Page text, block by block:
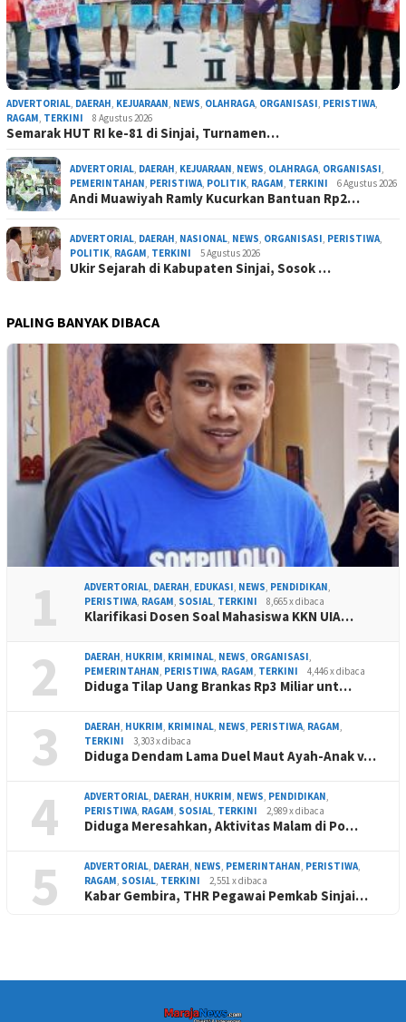
ADVERTORIAL, DAERAH, KEJUARAAN, NEWS, OLAHRAGA, ORGANISASI, PERISTIWA,
RAGAM, TERKINI 8 Agustus 2026
Semarak HUT RI ke-81 di Sinjai, Turnamen…
ADVERTORIAL, DAERAH, KEJUARAAN, NEWS, OLAHRAGA, ORGANISASI,
PEMERINTAHAN, PERISTIWA, POLITIK, RAGAM, TERKINI 6 Agustus 2026
Andi Muawiyah Ramly Kucurkan Bantuan Rp2…
ADVERTORIAL, DAERAH, NASIONAL, NEWS, ORGANISASI, PERISTIWA,
POLITIK, RAGAM, TERKINI 5 Agustus 2026
Ukir Sejarah di Kabupaten Sinjai, Sosok …
PALING BANYAK DIBACA
1 ADVERTORIAL, DAERAH, EDUKASI, NEWS, PENDIDIKAN,
PERISTIWA, RAGAM, SOSIAL, TERKINI 8,665 x dibaca
Klarifikasi Dosen Soal Mahasiswa KKN UIA…
2 DAERAH, HUKRIM, KRIMINAL, NEWS, ORGANISASI,
PEMERINTAHAN, PERISTIWA, RAGAM, TERKINI 4,446 x dibaca
Diduga Tilap Uang Brankas Rp3 Miliar unt…
3 DAERAH, HUKRIM, KRIMINAL, NEWS, PERISTIWA, RAGAM,
TERKINI
3,303 x dibaca
Diduga Dendam Lama Duel Maut Ayah-Anak v…
4 ADVERTORIAL, DAERAH, HUKRIM, NEWS, PENDIDIKAN,
PERISTIWA, RAGAM, SOSIAL, TERKINI 2,989 x dibaca
Diduga Meresahkan, Aktivitas Malam di Po…
5 ADVERTORIAL, DAERAH, NEWS, PEMERINTAHAN, PERISTIWA,
RAGAM, SOSIAL, TERKINI 2,551 x dibaca
Kabar Gembira, THR Pegawai Pemkab Sinjai…